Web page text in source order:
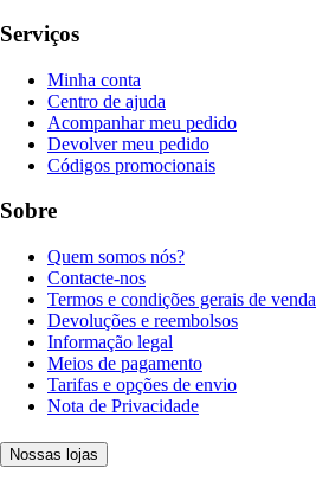
Serviços
Minha conta
Centro de ajuda
Acompanhar meu pedido
Devolver meu pedido
Códigos promocionais
Sobre
Quem somos nós?
Contacte-nos
Termos e condições gerais de venda
Devoluções e reembolsos
Informação legal
Meios de pagamento
Tarifas e opções de envio
Nota de Privacidade
Nossas lojas